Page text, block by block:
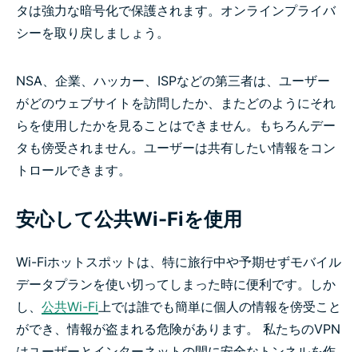
タは強力な暗号化で保護されます。オンラインプライバ
シーを取り戻しましょう。
NSA、企業、ハッカー、ISPなどの第三者は、ユーザー
がどのウェブサイトを訪問したか、またどのようにそれ
らを使用したかを見ることはできません。もちろんデー
タも傍受されません。ユーザーは共有したい情報をコン
トロールできます。
安心して公共Wi-Fiを使用
Wi-Fiホットスポットは、特に旅行中や予期せずモバイル
データプランを使い切ってしまった時に便利です。しか
し、 公共Wi-Fi 上では誰でも簡単に個人の情報を傍受こと
ができ、情報が盗まれる危険があります。 私たちのVPN